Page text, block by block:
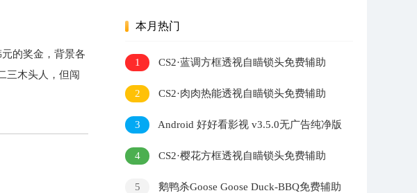
的奖金，背景各
三木头人，但闯
本月热门
1 CS2·蓝调方框透视自瞄锁头免费辅助
2 CS2·肉肉热能透视自瞄锁头免费辅助
3 Android 好好看影视 v3.5.0无广告纯净版
4 CS2·樱花方框透视自瞄锁头免费辅助
5
鹅鸭杀Goose Goose Duck-BBQ免费辅助